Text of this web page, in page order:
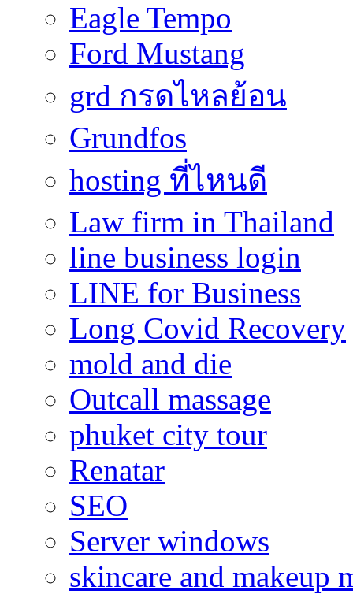
Eagle Tempo
Ford Mustang
grd กรดไหลย้อน
Grundfos
hosting ที่ไหนดี
Law firm in Thailand
line business login
LINE for Business
Long Covid Recovery
mold and die
Outcall massage
phuket city tour
Renatar
SEO
Server windows
skincare and makeup